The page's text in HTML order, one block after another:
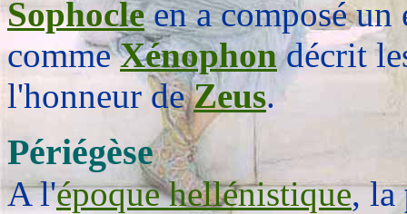
Sophocleen a composé un
commeXénophondécrit
l'honneur deZeus.
Périégèse
A l'époque hellénistique, la